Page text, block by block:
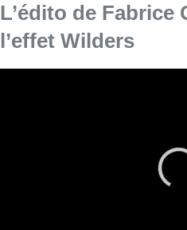
L’édito de Fabrice
l’effet Wilders
Les Pays-Bas ont donc mis
peut même parler d’un coup de
le choix des électeurs